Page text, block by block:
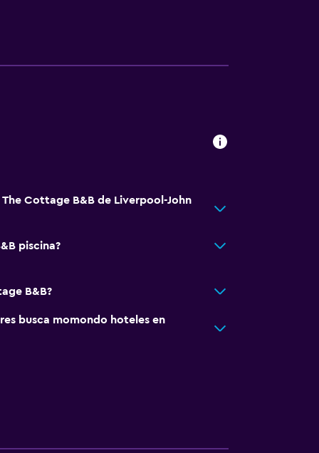
Cottage B&B de Liverpool-John
piscina?
B&B?
busca momondo hoteles en